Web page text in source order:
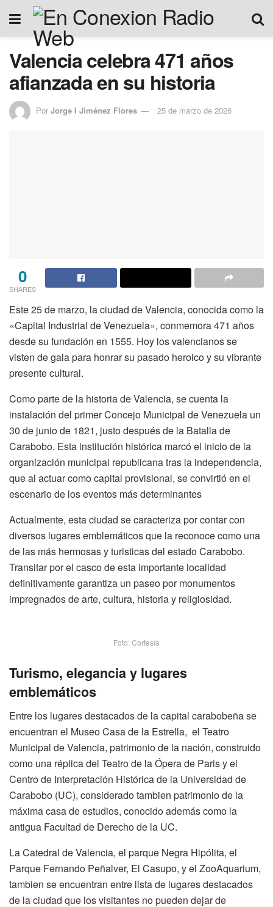
Valencia celebra 471 años
afianzada en su historia
Por Jorge I Jiménez Flores 25 de marzo de 2026
0
SHARES
Este 25 de marzo, la ciudad de Valencia, conocida como la
«Capital Industrial de Venezuela», conmemora 471 años
desde su fundación en 1555. Hoy los valencianos se
visten de gala para honrar su pasado heroico y su vibrante
presente cultural.
Como parte de la historia de Valencia, se cuenta la
instalación del primer Concejo Municipal de Venezuela un
30 de junio de 1821, justo después de la Batalla de
Carabobo. Esta institución histórica marcó el inicio de la
organización municipal republicana tras la independencia,
que al actuar como capital provisional, se convirtió en el
escenario de los eventos más determinantes
Actualmente, esta ciudad se caracteriza por contar con
diversos lugares emblemáticos que la reconoce como una
de las más hermosas y turisticas del estado Carabobo.
Transitar por el casco de esta importante localidad
definitivamente garantiza un paseo por monumentos
impregnados de arte, cultura, historia y religiosidad.
Foto: Cortesía
Turismo, elegancia y lugares
emblemáticos
Entre los lugares destacados de la capital carabobeña se
encuentran el Museo Casa de la Estrella, el Teatro
Municipal de Valencia, patrimonio de la nación, construido
como una réplica del Teatro de la Ópera de Paris y el
Centro de Interpretación Histórica de la Universidad de
Carabobo (UC), considerado tambien patrimonio de la
máxima casa de estudios, conocido además como la
antigua Facultad de Derecho de la UC.
La Catedral de Valencia, el parque Negra Hipólita, el
Parque Fernando Peñalver, El Casupo, y el ZooAquarium,
tambien se encuentran entre lista de lugares destacados
de la ciudad que los visitantes no pueden dejar de